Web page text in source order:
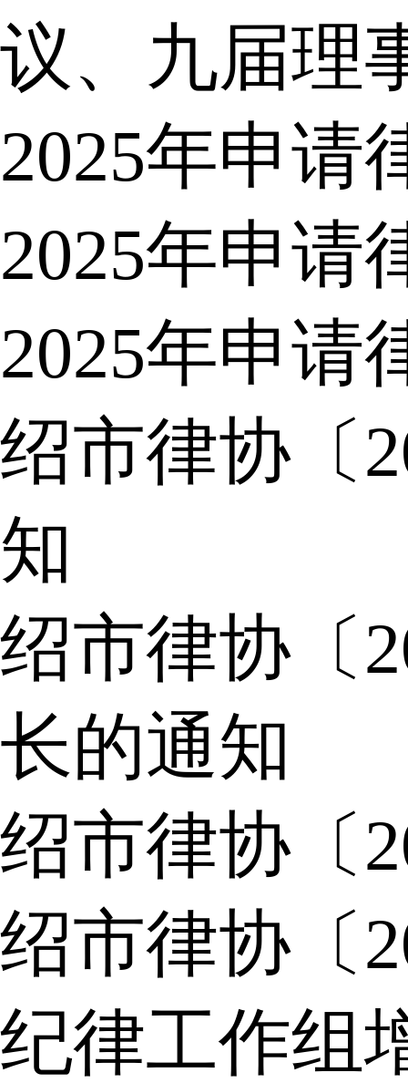
议、九届理
2025年申请
2025年申请
2025年申请
绍市律协〔
知
绍市律协〔
长的通知
绍市律协〔
绍市律协〔
纪律工作组